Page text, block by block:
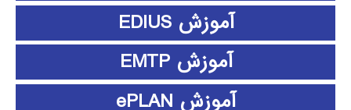
آموزش EDIUS
آموزش EMTP
آموزش ePLAN